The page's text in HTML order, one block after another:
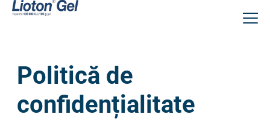
Sari
Politică de
confidențialitate